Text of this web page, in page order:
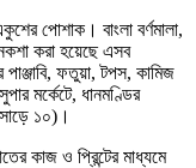
পোশাক। বাংলা বর্ণমালা,
করা হয়েছে এসব
ফতুয়া, টপস, কামিজ
মর্কেটে, ধানমণ্ডির
১০)।
কাজ ও প্রিন্টের মাধ্যমে